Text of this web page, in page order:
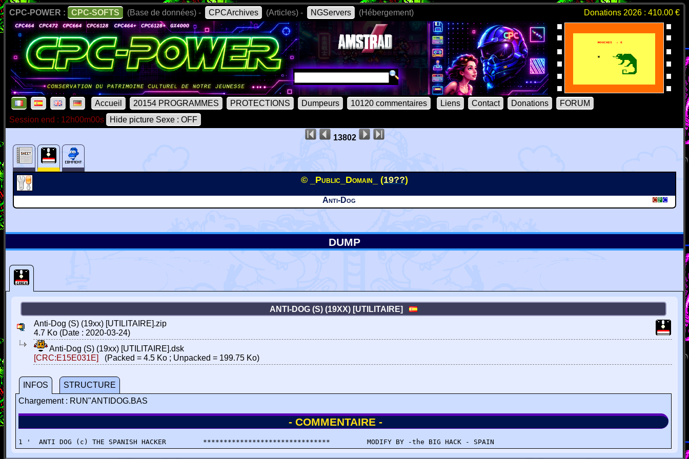
CPC-POWER : CPC-SOFTS (Base de données) - CPCArchives (Articles) - NGServers (Hébergement) Donations 2026 : 410.00 €
Accueil 20154 PROGRAMMES PROTECTIONS Dumpeurs 10120 commentaires Liens Contact Donations
FORUM
Session end : 12h00m00s
Hide picture Sexe : OFF
13802
© _Public_Domain_ (19??)
Anti-Dog
DUMP
ANTI-DOG (S) (19XX) [UTILITAIRE]
Anti-Dog (S) (19xx) [UTILITAIRE].zip
4.7 Ko (Date : 2020-03-24)
Anti-Dog (S) (19xx) [UTILITAIRE].dsk
[CRC:E15E031E]
(Packed = 4.5 Ko ; Unpacked = 199.75 Ko)
INFOS
STRUCTURE
Chargement : RUN"ANTIDOG.BAS
- COMMENTAIRE -
1 '  ANTI DOG (c) THE SPANISH HACKER         *******************************         MODIFY BY -the BIG HACK - SPAIN